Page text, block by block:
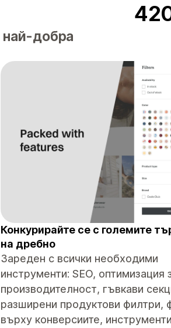
най-добра
Конкурирайте се с големите
на дребно
Зареден с всички необходими
инструменти: SEO, оптимизация
производителност, гъвкави
разширени продуктови филтри,
върху конверсиите,